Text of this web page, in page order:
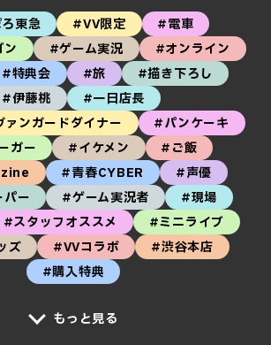
東急 #VV限定
#電車
#ゲーム実況
#オンライン
#特典会 #旅
#描き下ろし
#伊藤桃
#一日店長
ンガードダイナー
#パンケーキ
ガー
#イケメン
#ご飯
#青春CYBER
#声優
ー
#ゲーム実況者
#現場
#スタッフオススメ
#ミニライブ
ズ
#VVコラボ
#渋谷本店
#購入特典
もっと見る